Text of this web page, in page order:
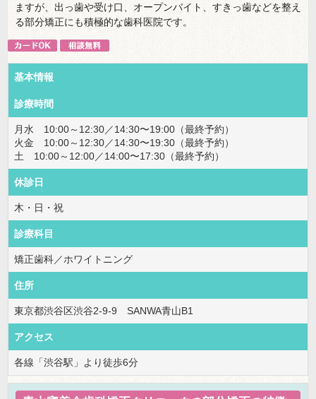
ますが、出っ歯や受け口、オープンバイト、すきっ歯などを整え
る部分矯正にも積極的な歯科医院です。
基本情報
診療時間
月水 10:00～12:30／14:30〜19:00（最終予約）
火金 10:00～12:30／14:30〜19:30（最終予約）
土 10:00～12:00／14:00〜17:30（最終予約）
休診日
木・日・祝
診療科目
矯正歯科／ホワイトニング
住所
東京都渋谷区渋谷2-9-9 SANWA青山B1
アクセス
各線「渋谷駅」より徒歩6分